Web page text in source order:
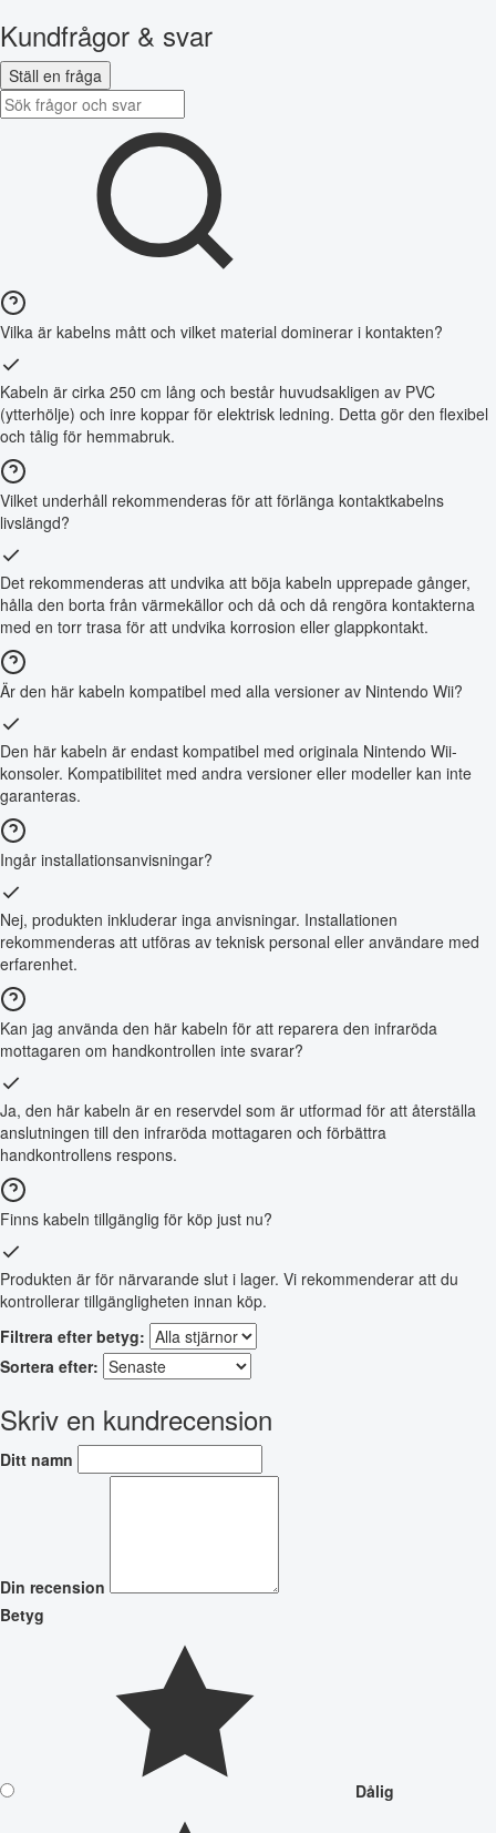
Kundfrågor & svar
Ställ en fråga
Vilka är kabelns mått och vilket material dominerar i kontakten?
Kabeln är cirka 250 cm lång och består huvudsakligen av PVC
(ytterhölje) och inre koppar för elektrisk ledning. Detta gör den flexibel
och tålig för hemmabruk.
Vilket underhåll rekommenderas för att förlänga kontaktkabelns
livslängd?
Det rekommenderas att undvika att böja kabeln upprepade gånger,
hålla den borta från värmekällor och då och då rengöra kontakterna
med en torr trasa för att undvika korrosion eller glappkontakt.
Är den här kabeln kompatibel med alla versioner av Nintendo Wii?
Den här kabeln är endast kompatibel med originala Nintendo Wii-
konsoler. Kompatibilitet med andra versioner eller modeller kan inte
garanteras.
Ingår installationsanvisningar?
Nej, produkten inkluderar inga anvisningar. Installationen
rekommenderas att utföras av teknisk personal eller användare med
erfarenhet.
Kan jag använda den här kabeln för att reparera den infraröda
mottagaren om handkontrollen inte svarar?
Ja, den här kabeln är en reservdel som är utformad för att återställa
anslutningen till den infraröda mottagaren och förbättra
handkontrollens respons.
Finns kabeln tillgänglig för köp just nu?
Produkten är för närvarande slut i lager. Vi rekommenderar att du
kontrollerar tillgängligheten innan köp.
Filtrera efter betyg:
Sortera efter:
Skriv en kundrecension
Ditt namn
Din recension
Betyg
Dålig